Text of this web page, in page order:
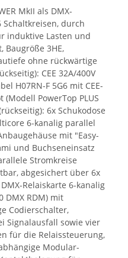
MkII als DMX-
durch
induktive Lasten und
Baugröße 3HE,
ohne rückwärtige
CEE 32A/400V
H07RN-F 5G6 mit CEE-
(Modell PowerTop PLUS
6x Schukodose
6-kanalig parallel
mit "Easy-
und Buchseneinsatz
Stromkreise
abgesichert über 6x
Relaiskarte 6-kanalig
DMX RDM) mit
Codierschalter,
Signalausfall sowie vier
für die Relaissteuerung,
Modular-